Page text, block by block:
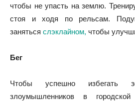
чтобы не упасть на землю.
стоя и ходя по рельсам.
заняться слэклайном, чтобы
Бег
Чтобы успешно избегать
злоумышленников в